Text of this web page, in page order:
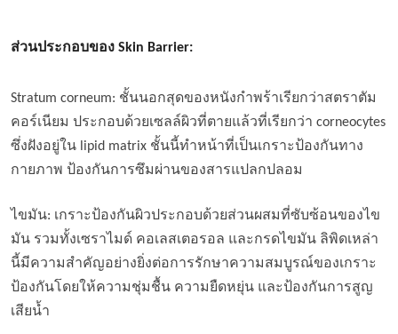
ส่วนประกอบของ Skin Barrier:
Stratum corneum: ชั้นนอกสุดของหนังกำพร้าเรียกว่าสตราตัม
คอร์เนียม ประกอบด้วยเซลล์ผิวที่ตายแล้วที่เรียกว่า corneocytes
ซึ่งฝังอยู่ใน lipid matrix ชั้นนี้ทำหน้าที่เป็นเกราะป้องกันทาง
กายภาพ ป้องกันการซึมผ่านของสารแปลกปลอม
ไขมัน: เกราะป้องกันผิวประกอบด้วยส่วนผสมที่ซับซ้อนของไข
มัน รวมทั้งเซราไมด์ คอเลสเตอรอล และกรดไขมัน ลิพิดเหล่า
นี้มีความสำคัญอย่างยิ่งต่อการรักษาความสมบูรณ์ของเกราะ
ป้องกันโดยให้ความชุ่มชื้น ความยืดหยุ่น และป้องกันการสูญ
เสียน้ำ